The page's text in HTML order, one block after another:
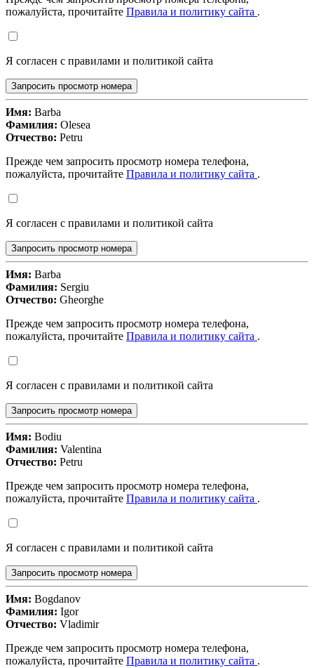
пожалуйста, прочитайте Правила и политику сайта .
Я согласен с правилами и политикой сайта
Запросить просмотр номера
Имя: Barba
Фамилия: Olesea
Отчество: Petru
Прежде чем запросить просмотр номера телефона,
пожалуйста, прочитайте Правила и политику сайта .
Я согласен с правилами и политикой сайта
Запросить просмотр номера
Имя: Barba
Фамилия: Sergiu
Отчество: Gheorghe
Прежде чем запросить просмотр номера телефона,
пожалуйста, прочитайте Правила и политику сайта .
Я согласен с правилами и политикой сайта
Запросить просмотр номера
Имя: Bodiu
Фамилия: Valentina
Отчество: Petru
Прежде чем запросить просмотр номера телефона,
пожалуйста, прочитайте Правила и политику сайта .
Я согласен с правилами и политикой сайта
Запросить просмотр номера
Имя: Bogdanov
Фамилия: Igor
Отчество: Vladimir
Прежде чем запросить просмотр номера телефона,
пожалуйста, прочитайте Правила и политику сайта .